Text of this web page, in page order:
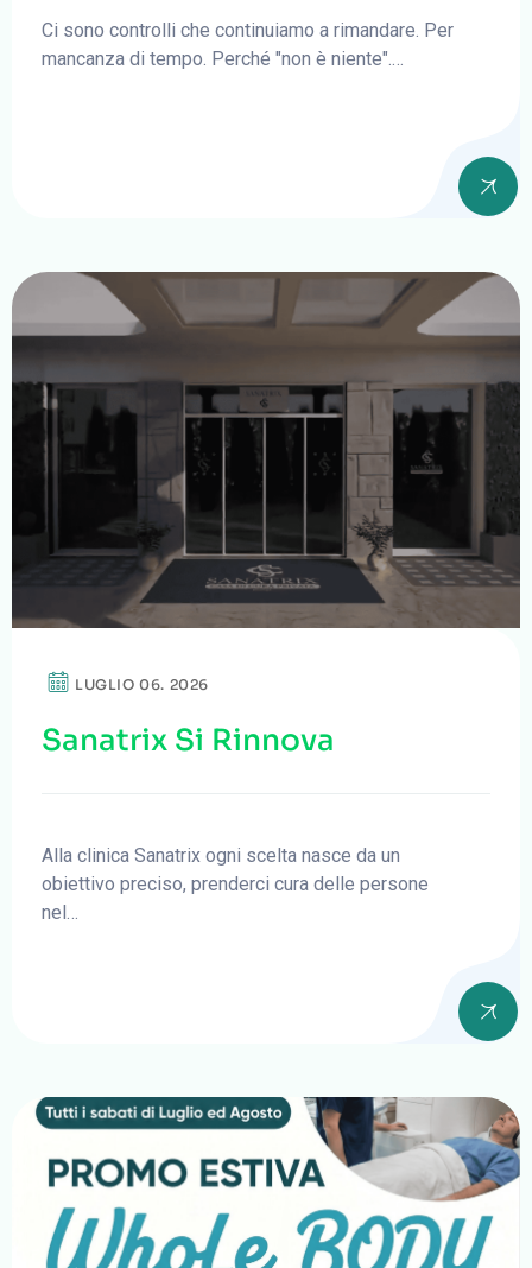
Ci sono controlli che continuiamo a rimandare. Per
mancanza di tempo. Perché "non è niente".…
LUGLIO 06. 2026
Sanatrix Si Rinnova
Alla clinica Sanatrix ogni scelta nasce da un
obiettivo preciso, prenderci cura delle persone
nel…